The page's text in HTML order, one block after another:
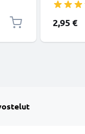
USB-
2,95 €